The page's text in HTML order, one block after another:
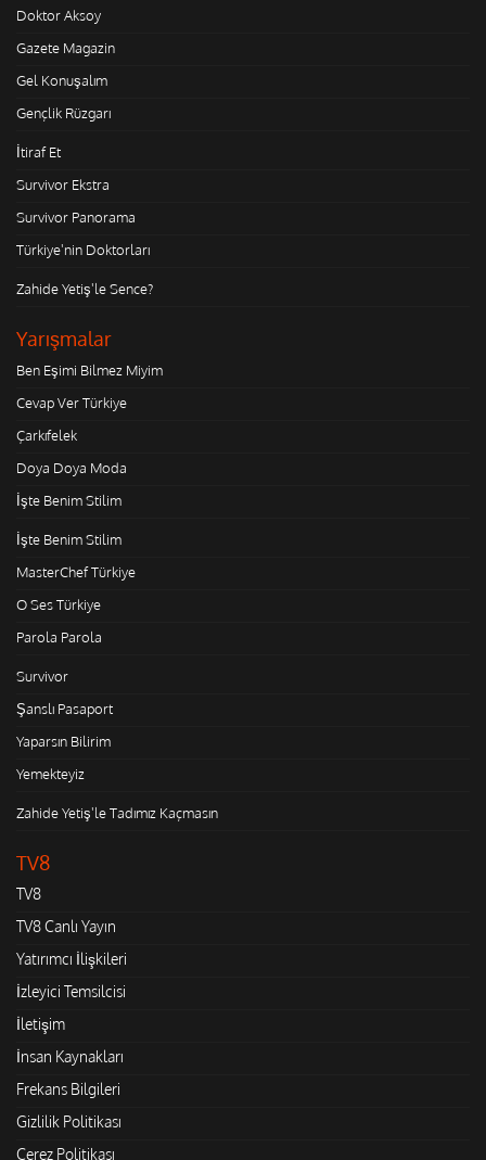
Doktor Aksoy
Gazete Magazin
Gel Konuşalım
Gençlik Rüzgarı
İtiraf Et
Survivor Ekstra
Survivor Panorama
Türkiye'nin Doktorları
Zahide Yetiş'le Sence?
Yarışmalar
Ben Eşimi Bilmez Miyim
Cevap Ver Türkiye
Çarkıfelek
Doya Doya Moda
İşte Benim Stilim
İşte Benim Stilim
MasterChef Türkiye
O Ses Türkiye
Parola Parola
Survivor
Şanslı Pasaport
Yaparsın Bilirim
Yemekteyiz
Zahide Yetiş'le Tadımız Kaçmasın
TV8
TV8
TV8 Canlı Yayın
Yatırımcı İlişkileri
İzleyici Temsilcisi
İletişim
İnsan Kaynakları
Frekans Bilgileri
Gizlilik Politikası
Çerez Politikası